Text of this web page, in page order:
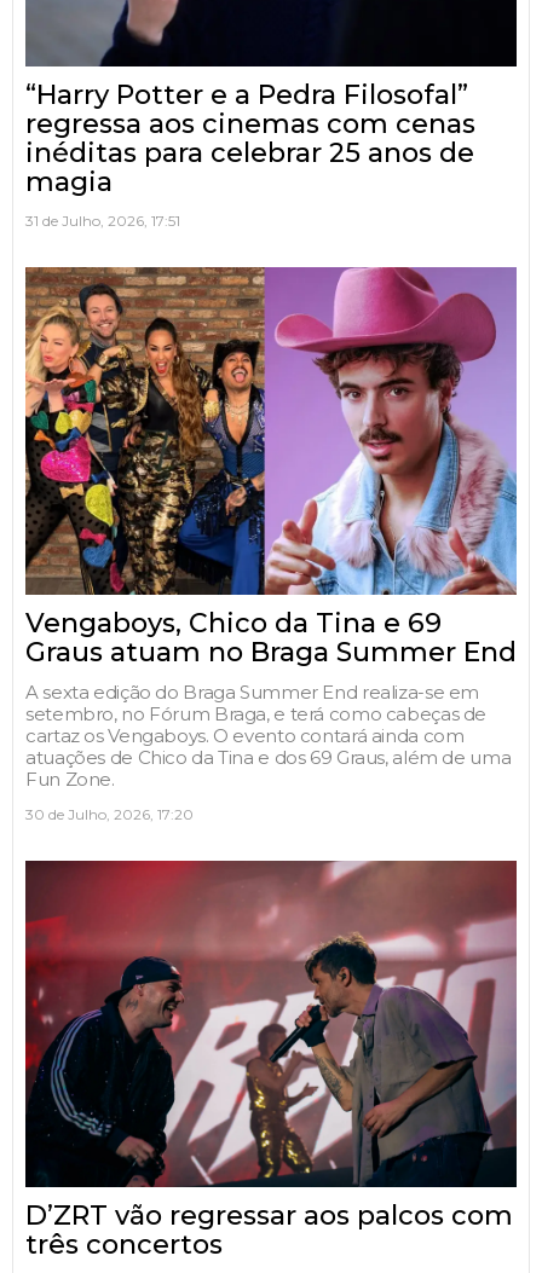
“Harry Potter e a Pedra Filosofal”
regressa aos cinemas com cenas
inéditas para celebrar 25 anos de
magia
31 de Julho, 2026, 17:51
Vengaboys, Chico da Tina e 69
Graus atuam no Braga Summer End
A sexta edição do Braga Summer End realiza-se em
setembro, no Fórum Braga, e terá como cabeças de
cartaz os Vengaboys. O evento contará ainda com
atuações de Chico da Tina e dos 69 Graus, além de uma
Fun Zone.
30 de Julho, 2026, 17:20
D’ZRT vão regressar aos palcos com
três concertos